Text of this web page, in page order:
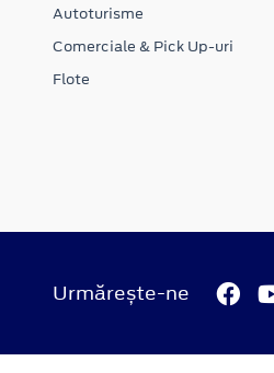
Autoturisme
Comerciale & Pick Up-uri
Flote
Urmărește-ne